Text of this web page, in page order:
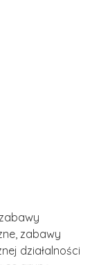
zabawy
działalności